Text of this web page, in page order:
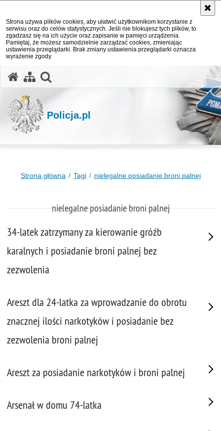
Strona używa plików cookies, aby ułatwić użytkownikom korzystanie z
serwisu oraz do celów statystycznych. Jeśli nie blokujesz tych plików, to
zgadzasz się na ich użycie oraz zapisanie w pamięci urządzenia.
Pamiętaj, że możesz samodzielnie zarządzać cookies, zmieniając
ustawienia przeglądarki. Brak zmiany ustawienia przeglądarki oznacza
wyrażenie zgody.
Policja.pl
Strona główna Tagi nielegalne posiadanie broni palnej
nielegalne posiadanie broni palnej
34-latek zatrzymany za kierowanie gróźb
karalnych i posiadanie broni palnej bez
zezwolenia
Areszt dla 24-latka za wprowadzanie do obrotu
znacznej ilości narkotyków i posiadanie bez
zezwolenia broni palnej
Areszt za posiadanie narkotyków i broni palnej
Arsenał w domu 74-latka